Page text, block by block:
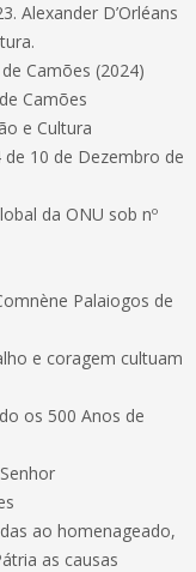
Alexander D’Orléans
Camões (2024)
Camões
e Cultura
de 10 de Dezembro de
da ONU sob nº
Palaiogos de
e coragem cultuam
os 500 Anos de
ao homenageado,
as causas